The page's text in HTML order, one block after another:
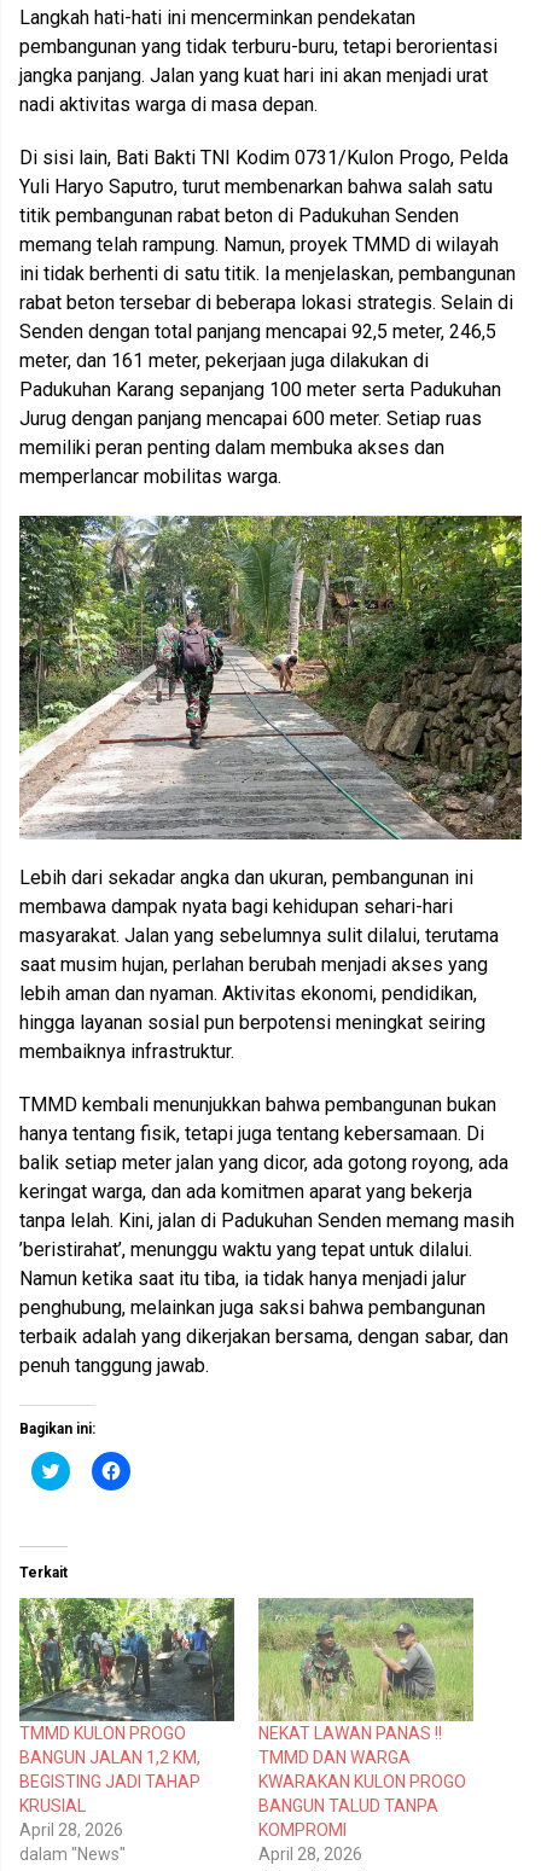
Langkah hati-hati ini mencerminkan pendekatan
pembangunan yang tidak terburu-buru, tetapi berorientasi
jangka panjang. Jalan yang kuat hari ini akan menjadi urat
nadi aktivitas warga di masa depan.
Di sisi lain, Bati Bakti TNI Kodim 0731/Kulon Progo, Pelda
Yuli Haryo Saputro, turut membenarkan bahwa salah satu
titik pembangunan rabat beton di Padukuhan Senden
memang telah rampung. Namun, proyek TMMD di wilayah
ini tidak berhenti di satu titik. Ia menjelaskan, pembangunan
rabat beton tersebar di beberapa lokasi strategis. Selain di
Senden dengan total panjang mencapai 92,5 meter, 246,5
meter, dan 161 meter, pekerjaan juga dilakukan di
Padukuhan Karang sepanjang 100 meter serta Padukuhan
Jurug dengan panjang mencapai 600 meter. Setiap ruas
memiliki peran penting dalam membuka akses dan
memperlancar mobilitas warga.
Lebih dari sekadar angka dan ukuran, pembangunan ini
membawa dampak nyata bagi kehidupan sehari-hari
masyarakat. Jalan yang sebelumnya sulit dilalui, terutama
saat musim hujan, perlahan berubah menjadi akses yang
lebih aman dan nyaman. Aktivitas ekonomi, pendidikan,
hingga layanan sosial pun berpotensi meningkat seiring
membaiknya infrastruktur.
TMMD kembali menunjukkan bahwa pembangunan bukan
hanya tentang fisik, tetapi juga tentang kebersamaan. Di
balik setiap meter jalan yang dicor, ada gotong royong, ada
keringat warga, dan ada komitmen aparat yang bekerja
tanpa lelah. Kini, jalan di Padukuhan Senden memang masih
’beristirahat’, menunggu waktu yang tepat untuk dilalui.
Namun ketika saat itu tiba, ia tidak hanya menjadi jalur
penghubung, melainkan juga saksi bahwa pembangunan
terbaik adalah yang dikerjakan bersama, dengan sabar, dan
penuh tanggung jawab.
Bagikan ini:
K
l
n
t
u
k
b
e
r
b
a
g
i
p
a
d
a
T
w
i
t
e
K
l
k
m
e
m
b
a
g
i
k
a
n
d
i
e
Terkait
TMMD KULON PROGO
BANGUN JALAN 1,2 KM,
BEGISTING JADI TAHAP
KRUSIAL
April 28, 2026
dalam "News"
NEKAT LAWAN PANAS !!
TMMD DAN WARGA
KWARAKAN KULON PROGO
BANGUN TALUD TANPA
KOMPROMI
April 28, 2026